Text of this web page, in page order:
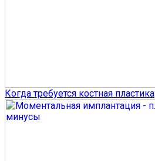
Когда требуется костная пластика